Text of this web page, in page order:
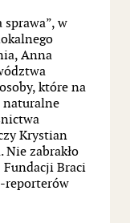
sprawa”, w
Anna
które na
naturalne
Krystian
Nie zabrakło
Fundacji Braci
reporterów